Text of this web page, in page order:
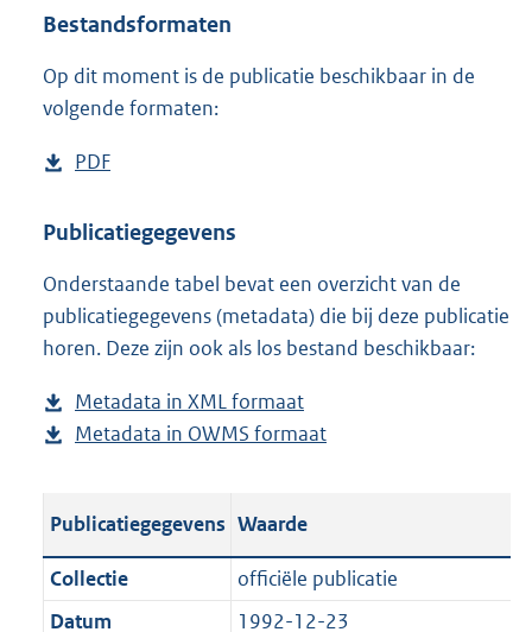
Bestandsformaten
Op dit moment is de publicatie beschikbaar in de
volgende formaten:
D
w
l
o
a
p
u
l
c
a
PDF
s
a
n
d
g
r
o
t
Publicatiegegevens
Onderstaande tabel bevat een overzicht van de
publicatiegegevens (metadata) die bij deze publicatie
horen. Deze zijn ook als los bestand beschikbaar:
Metadata in XML formaat
e
a
n
d
s
Metadata in OWMS formaat
a
n
d
Publicatiegegevens Waarde
Collectie
officiële publicatie
Datum
1992-12-23